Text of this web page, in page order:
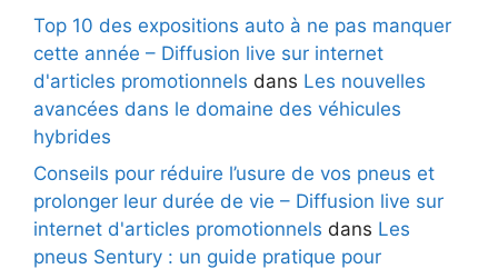
Top 10 des expositions auto à ne pas manquer
cette année – Diffusion live sur internet
d'articles promotionnels dans Les nouvelles
avancées dans le domaine des véhicules
hybrides
Conseils pour réduire l’usure de vos pneus et
prolonger leur durée de vie – Diffusion live sur
internet d'articles promotionnels dans Les
pneus Sentury : un guide pratique pour